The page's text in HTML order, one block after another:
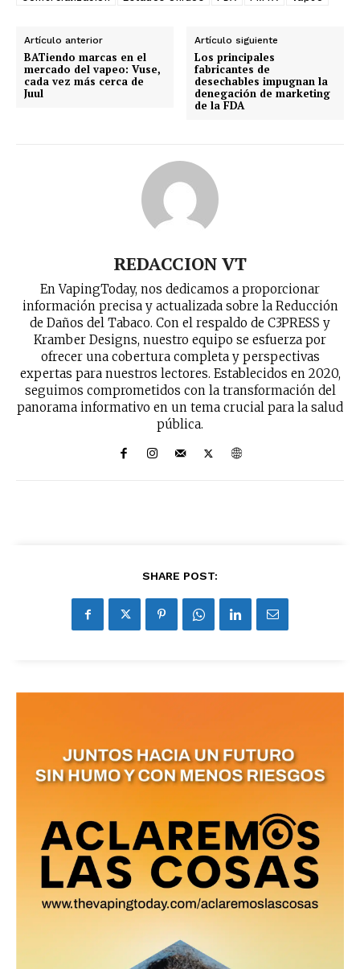
Artículo anterior
BATiendo marcas en el
mercado del vapeo: Vuse,
cada vez más cerca de
Juul
Artículo siguiente
Los principales
fabricantes de
desechables impugnan la
denegación de marketing
de la FDA
REDACCION VT
En VapingToday, nos dedicamos a proporcionar
información precisa y actualizada sobre la Reducción
de Daños del Tabaco. Con el respaldo de C3PRESS y
Kramber Designs, nuestro equipo se esfuerza por
ofrecer una cobertura completa y perspectivas
expertas para nuestros lectores. Establecidos en 2020,
seguimos comprometidos con la transformación del
panorama informativo en un tema crucial para la salud
pública.
SHARE POST: